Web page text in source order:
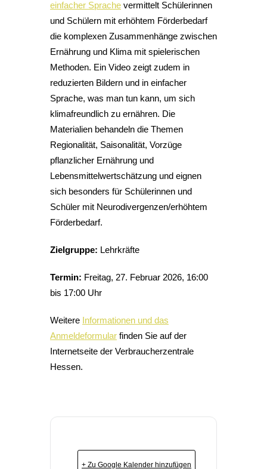
einfacher Sprache vermittelt Schülerinnen
und Schülern mit erhöhtem Förderbedarf
die komplexen Zusammenhänge zwischen
Ernährung und Klima mit spielerischen
Methoden. Ein Video zeigt zudem in
reduzierten Bildern und in einfacher
Sprache, was man tun kann, um sich
klimafreundlich zu ernähren. Die
Materialien behandeln die Themen
Regionalität, Saisonalität, Vorzüge
pflanzlicher Ernährung und
Lebensmittelwertschätzung und eignen
sich besonders für Schülerinnen und
Schüler mit Neurodivergenzen/erhöhtem
Förderbedarf.
Zielgruppe: Lehrkräfte
Termin: Freitag, 27. Februar 2026, 16:00
bis 17:00 Uhr
Weitere Informationen und das
Anmeldeformular finden Sie auf der
Internetseite der Verbraucherzentrale
Hessen.
+ Zu Google Kalender hinzufügen